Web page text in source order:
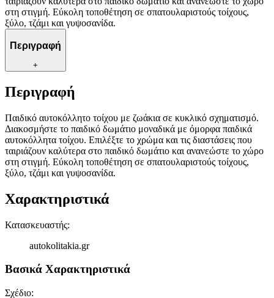
στη στιγμή. Εύκολη τοποθέτηση σε σπατουλαριστούς τοίχους,
ξύλο, τζάμι και γυψοσανίδα.
Περιγραφή
+
Περιγραφή
Παιδικό αυτοκόλλητο τοίχου με ζωάκια σε κυκλικό σχηματισμό.
Διακοσμήστε το παιδικό δωμάτιο μοναδικά με όμορφα παιδικά
αυτοκόλλητα τοίχου. Επιλέξτε το χρώμα και τις διαστάσεις που
ταιριάζουν καλύτερα στο παιδικό δωμάτιο και ανανεώστε το χώρο
στη στιγμή. Εύκολη τοποθέτηση σε σπατουλαριστούς τοίχους,
ξύλο, τζάμι και γυψοσανίδα.
Χαρακτηριστικά
Κατασκευαστής:
autokolitakia.gr
Βασικά Χαρακτηριστικά
Σχέδιο: